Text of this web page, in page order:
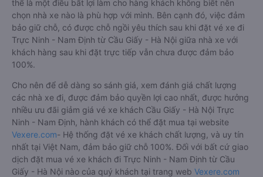
thể là một điều bất lợi làm cho hàng khách không biết nên
chọn nhà xe nào là phù hợp với mình. Bên cạnh đó, việc đảm
bảo giữ chỗ, có được chỗ ngồi yêu thích sau khi đặt vé xe đi
Trực Ninh - Nam Định từ Cầu Giấy - Hà Nội giữa nhà xe với
khách hàng sau khi đặt trực tiếp vẫn chưa được đảm bảo
100%.
Cho nên để dễ dàng so sánh giá, xem đánh giá chất lượng
các nhà xe đi, được đảm bảo quyền lợi cao nhất, được hưởng
nhiều ưu đãi giảm giá vé xe khách Cầu Giấy - Hà Nội Trực
Ninh - Nam Định, hành khách có thể đặt mua tại website
Vexere.com- Hệ thống đặt vé xe khách chất lượng, và uy tín
nhất tại Việt Nam, đảm bảo giữ chỗ 100%. Đối với bất cứ giao
dịch đặt mua vé xe khách đi Trực Ninh - Nam Định từ Cầu
Giấy - Hà Nội nào của quý khách tại trang web Vexere.com